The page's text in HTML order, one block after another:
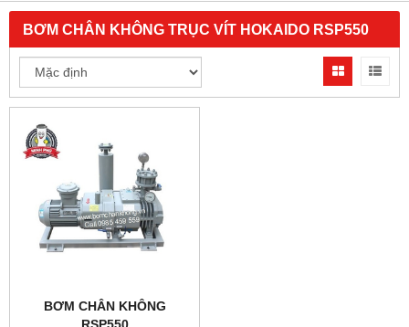
BƠM CHÂN KHÔNG TRỤC VÍT HOKAIDO RSP550
BƠM CHÂN KHÔNG